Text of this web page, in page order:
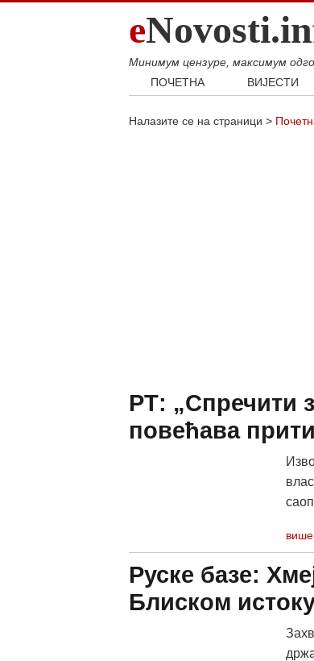
e
Минимум цензуре, максимум
ПОЧЕТНА
ВИЈЕСТИ
Балкан
Налазите се на страници >
РТ: „Спречити
повећава
Руске базе:
Блиском